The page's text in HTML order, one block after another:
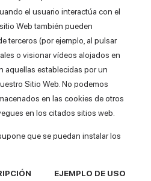
el usuario interactúa con el
Web también pueden
terceros (por ejemplo, al pulsar
o visionar vídeos alojados en
aquellas establecidas por un
Sitio Web. No podemos
en las cookies de otros
en los citados sitios web.
que se puedan instalar los
EJEMPLO DE USO